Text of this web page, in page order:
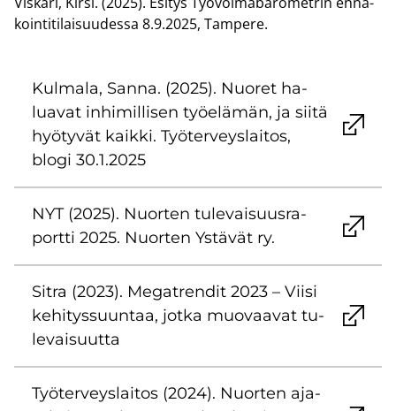
koin­ti­ti­lai­suu­des­sa 8.9.2025, Tam­pe­re.
Kul­ma­la, Sanna. (2025). Nuo­ret ha­
lua­vat in­hi­mil­li­sen työ­elä­män, ja siitä
hyö­ty­vät kaik­ki. Työ­ter­veys­lai­tos,
blogi 30.1.2025
NYT (2025). Nuor­ten tu­le­vai­suus­ra­
port­ti 2025. Nuor­ten Ys­tä­vät ry.
Sitra (2023). Me­gat­ren­dit 2023 – Viisi
ke­hi­tys­suun­taa, jotka muo­vaa­vat tu­
le­vai­suut­ta
Työ­ter­veys­lai­tos (2024). Nuor­ten aja­